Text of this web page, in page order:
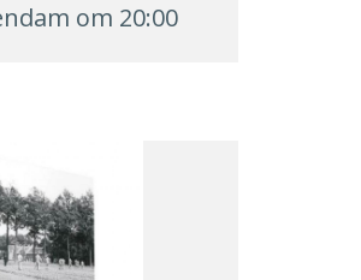
om 20:00